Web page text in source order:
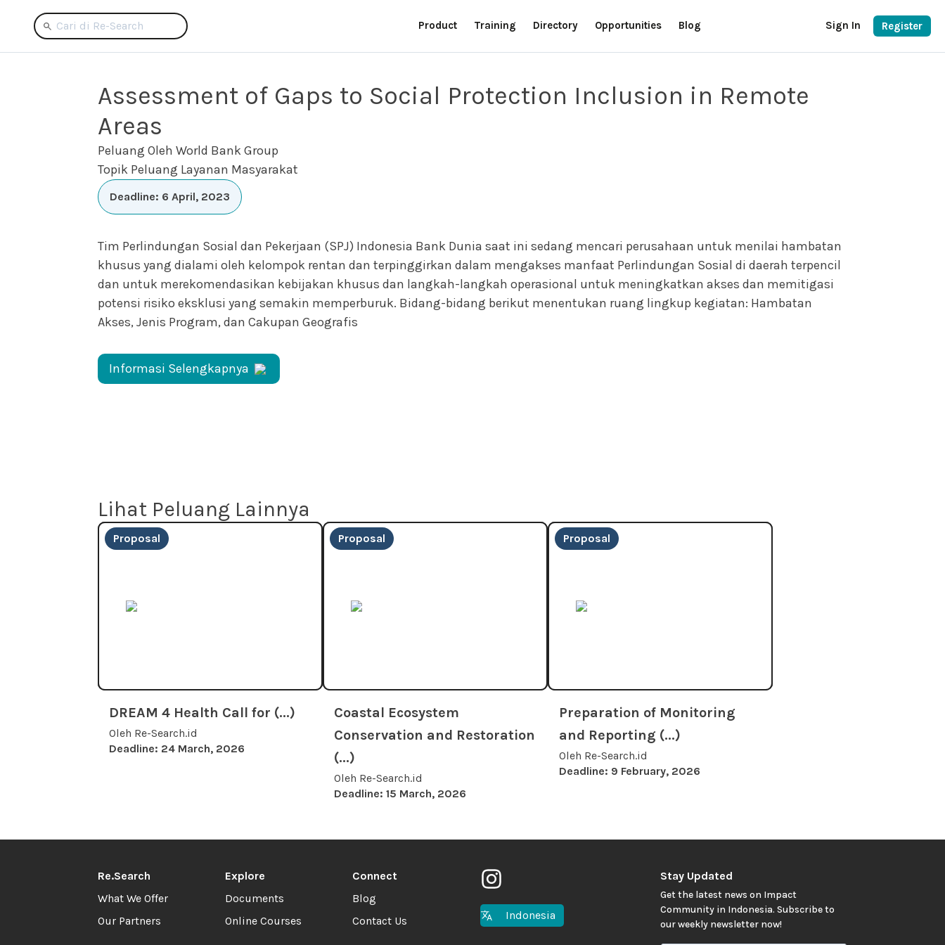
Product Training Directory Opportunities Blog Sign In Register
Assessment of Gaps to Social Protection Inclusion in Remote
Areas
Peluang Oleh World Bank Group
Topik Peluang Layanan Masyarakat
Deadline: 6 April, 2023
Tim Perlindungan Sosial dan Pekerjaan (SPJ) Indonesia Bank Dunia saat ini sedang mencari perusahaan untuk menilai hambatan
khusus yang dialami oleh kelompok rentan dan terpinggirkan dalam mengakses manfaat Perlindungan Sosial di daerah terpencil
dan untuk merekomendasikan kebijakan khusus dan langkah-langkah operasional untuk meningkatkan akses dan memitigasi
potensi risiko eksklusi yang semakin memperburuk. Bidang-bidang berikut menentukan ruang lingkup kegiatan: Hambatan
Akses, Jenis Program, dan Cakupan Geografis
Informasi Selengkapnya
Lihat Peluang Lainnya
Proposal
DREAM 4 Health Call for (...)
Oleh Re-Search.id
Deadline: 24 March, 2026
Proposal
Coastal Ecosystem
Conservation and Restoration
(...)
Oleh Re-Search.id
Deadline: 15 March, 2026
Proposal
Preparation of Monitoring
and Reporting (...)
Oleh Re-Search.id
Deadline: 9 February, 2026
Re.Search
What We Offer
Our Partners
Explore
Documents
Online Courses
Connect
Blog
Contact Us
Indonesia
Stay Updated
Get the latest news on Impact
Community in Indonesia. Subscribe to
our weekly newsletter now!